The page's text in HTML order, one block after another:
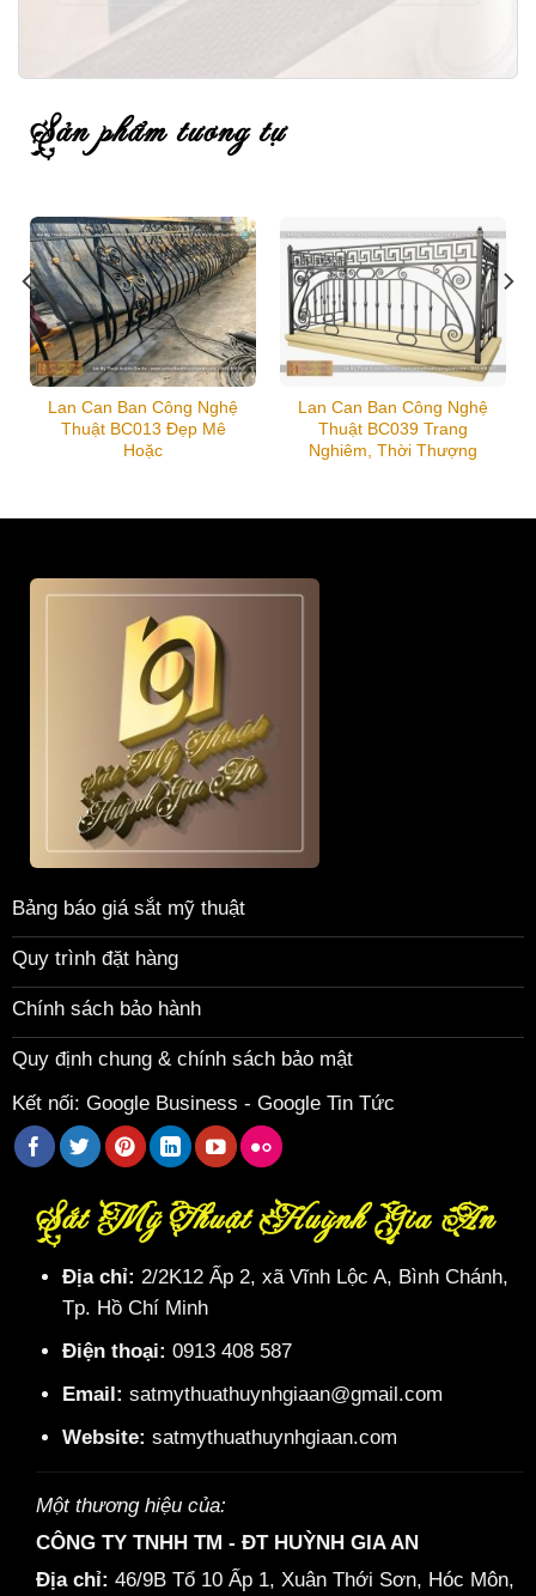
sản phẩm tương tự
Lan Can Ban Công Nghệ
Thuật BC013 Đẹp Mê
Hoặc
Lan Can Ban Công Nghệ
Thuật BC039 Trang
Nghiêm, Thời Thượng
Bảng báo giá sắt mỹ thuật
Quy trình đặt hàng
Chính sách bảo hành
Quy định chung & chính sách bảo mật
Kết nối: Google Business - Google Tin Tức
Sắt Mỹ Thuật Huỳnh Gia An
Địa chỉ: 2/2K12 Ấp 2, xã Vĩnh Lộc A, Bình Chánh,
Tp. Hồ Chí Minh
Điện thoại: 0913 408 587
Email: satmythuathuynhgiaan@gmail.com
Website: satmythuathuynhgiaan.com
Một thương hiệu của:
CÔNG TY TNHH TM - ĐT HUỲNH GIA AN
Địa chỉ: 46/9B Tổ 10 Ấp 1, Xuân Thới Sơn, Hóc Môn,